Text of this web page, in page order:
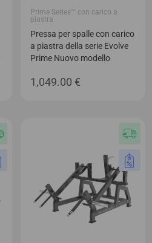
Prime Series™ con carico a
piastra
Pressa per spalle con carico
a piastra della serie Evolve
Prime Nuovo modello
1,049.00 €